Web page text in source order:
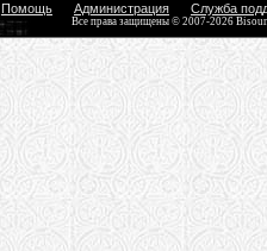
Помощь Администрация Служба
Все права защищены © 2007-2026